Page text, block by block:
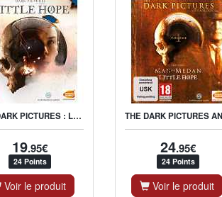
THE DARK PICTURES : LITTLE HOPE
19.95€
24 Points
Voir le produit
24.95€
24 Points
Voir le produit